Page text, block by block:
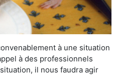
à une situation
à des professionnels
il nous faudra agir